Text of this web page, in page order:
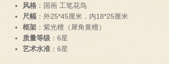
风格 ：国画 工笔花鸟
尺幅 ：外25*45厘米，内18*25厘米
框架 ：紫光檀（犀角黄檀）
质量等级 ：6星
艺术水准 ：6星